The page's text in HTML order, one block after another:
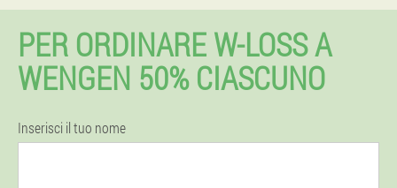
PER ORDINARE W-LOSS A
WENGEN 50% CIASCUNO
Inserisci il tuo nome